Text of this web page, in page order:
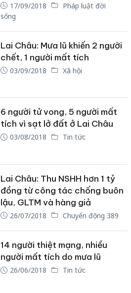
17/09/2018
Pháp luật đời
sống
Lai Châu: Mưa lũ khiến 2 người
chết, 1 người mất tích
03/09/2018 Xã hội
6 người tử vong, 5 người mất
tích vì sạt lở đất ở Lai Châu
03/08/2018 Tin tức
Lai Châu: Thu NSHH hơn 1 tỷ
đồng từ công tác chống buôn
lậu, GLTM và hàng giả
26/07/2018 Chuyển động 389
14 người thiệt mạng, nhiều
người mất tích do mưa lũ
26/06/2018 Tin tức